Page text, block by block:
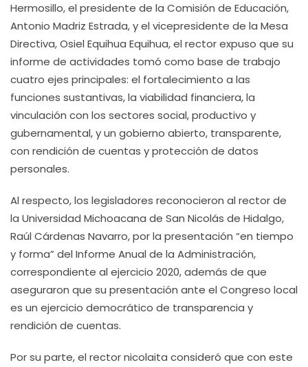
Hermosillo, el presidente de la Comisión de Educación,
Antonio Madriz Estrada, y el vicepresidente de la Mesa
Directiva, Osiel Equihua Equihua, el rector expuso que su
informe de actividades tomó como base de trabajo
cuatro ejes principales: el fortalecimiento a las
funciones sustantivas, la viabilidad financiera, la
vinculación con los sectores social, productivo y
gubernamental, y un gobierno abierto, transparente,
con rendición de cuentas y protección de datos
personales.
Al respecto, los legisladores reconocieron al rector de
la Universidad Michoacana de San Nicolás de Hidalgo,
Raúl Cárdenas Navarro, por la presentación “en tiempo
y forma” del Informe Anual de la Administración,
correspondiente al ejercicio 2020, además de que
aseguraron que su presentación ante el Congreso local
es un ejercicio democrático de transparencia y
rendición de cuentas.
Por su parte, el rector nicolaita consideró que con este